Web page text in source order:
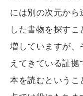
には別の次元から
した書物を探す
増していますが、
えてきている証拠
本を読むというこ